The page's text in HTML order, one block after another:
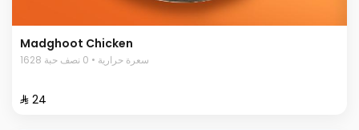
Madghoot Chicken
1628 سعرة حرارية • 0 نصف حبة
⁨⁦‪‬ 24⁩